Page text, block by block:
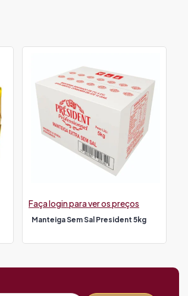
Manteiga Sem Sal President 5kg
Faça login para ver os preços